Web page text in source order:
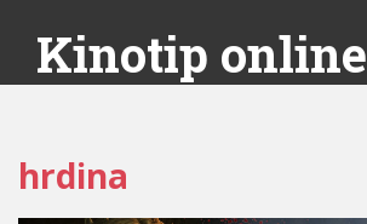
Kinotip online
hrdina